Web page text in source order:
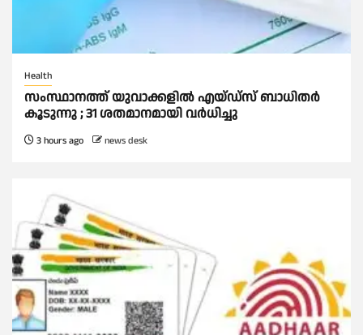
Health
സംസ്ഥാനത്ത് യുവാക്കളില്‍ എയ്ഡ്സ് ബാധിതര്‍
കൂടുന്നു ; 31 ശതമാനമായി വർധിച്ചു
3 hours ago news desk